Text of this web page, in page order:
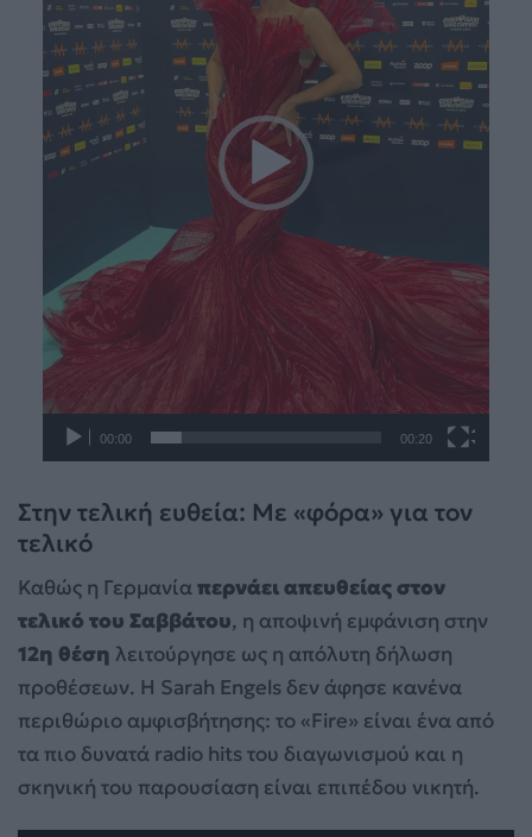
00:00 00:20
Στην τελική ευθεία: Με «φόρα» για τον
τελικό
Καθώς η Γερμανίαπερνάει απευθείας στον
τελικό του Σαββάτου, η αποψινή εμφάνιση στην
12η θέση λειτούργησε ως η απόλυτη δήλωση
προθέσεων. Η Sarah Engels δεν άφησε κανένα
περιθώριο αμφισβήτησης: το «Fire» είναι ένα από
τα πιο δυνατά radio hits του διαγωνισμού και η
σκηνική του παρουσίαση είναι επιπέδου νικητή.